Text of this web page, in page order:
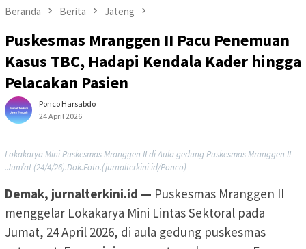
Beranda Berita Jateng
Puskesmas Mranggen II Pacu Penemuan
Kasus TBC, Hadapi Kendala Kader hingga
Pelacakan Pasien
Ponco Harsabdo
24 April 2026
Lokakarya Mini Puskesmas Mranggen II di Aula gedung Puskesmas Mranggen II
.Jum’at (24/4/26).Dok.Foto.(jurnalterkini id/Ponco)
Demak, jurnalterkini.id — Puskesmas Mranggen II
menggelar Lokakarya Mini Lintas Sektoral pada
Jumat, 24 April 2026, di aula gedung puskesmas